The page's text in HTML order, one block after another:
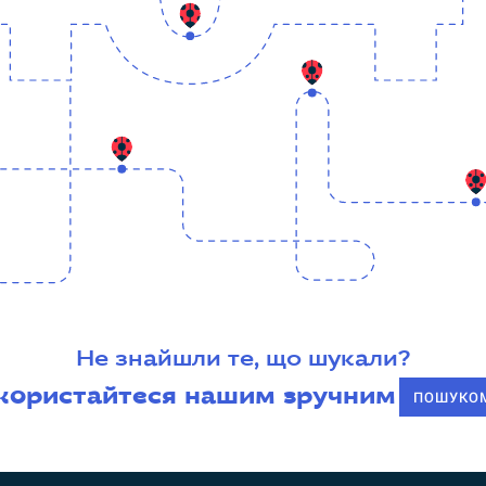
Не знайшли те, що шукали?
нашим зручним